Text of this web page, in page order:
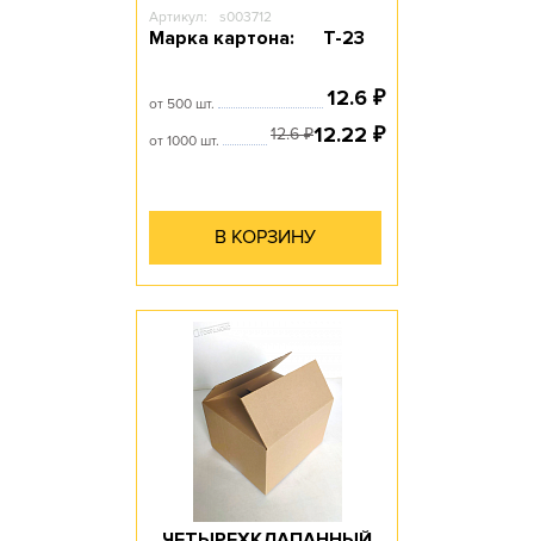
Артикул: s003712
Марка картона: Т-23
от 500 шт. 12.6 ₽
от 1000 шт. 12.6₽12.22 ₽
В КОРЗИНУ